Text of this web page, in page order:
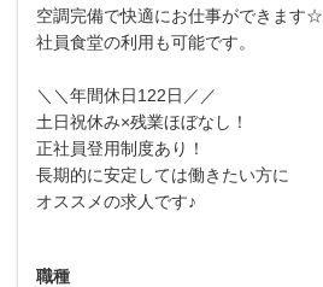
空調完備で快適にお仕事ができます☆
社員食堂の利用も可能です。
＼＼年間休日122日／／
土日祝休み×残業ほぼなし！
正社員登用制度あり！
長期的に安定しては働きたい方に
オススメの求人です♪
職種